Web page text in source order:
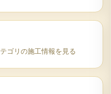
ゴリの施工情報を見る